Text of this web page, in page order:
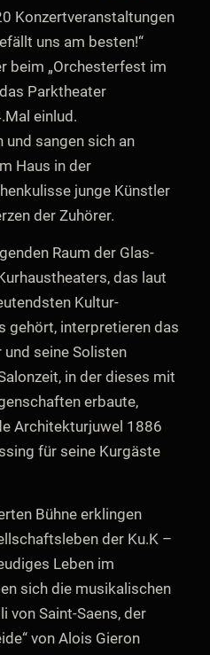
Konzertveranstaltungen
uns am besten!“
beim „Orchesterfest im
Parktheater
einlud.
sangen sich an
Haus in der
junge Künstler
der Zuhörer.
Raum der Glas-
das laut
Kultur-
gehört, interpretieren das
seine Solisten
in der dieses mit
erbaute,
Architekturjuwel 1886
für seine Kurgäste
Bühne erklingen
der Ku.K –
Leben im
sich die musikalischen
von Saint-Saens, der
von Alois Gieron